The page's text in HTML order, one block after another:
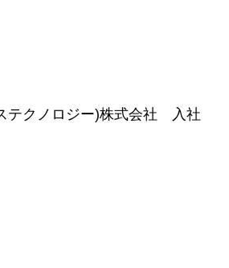
テクノロジー)株式会社 入社